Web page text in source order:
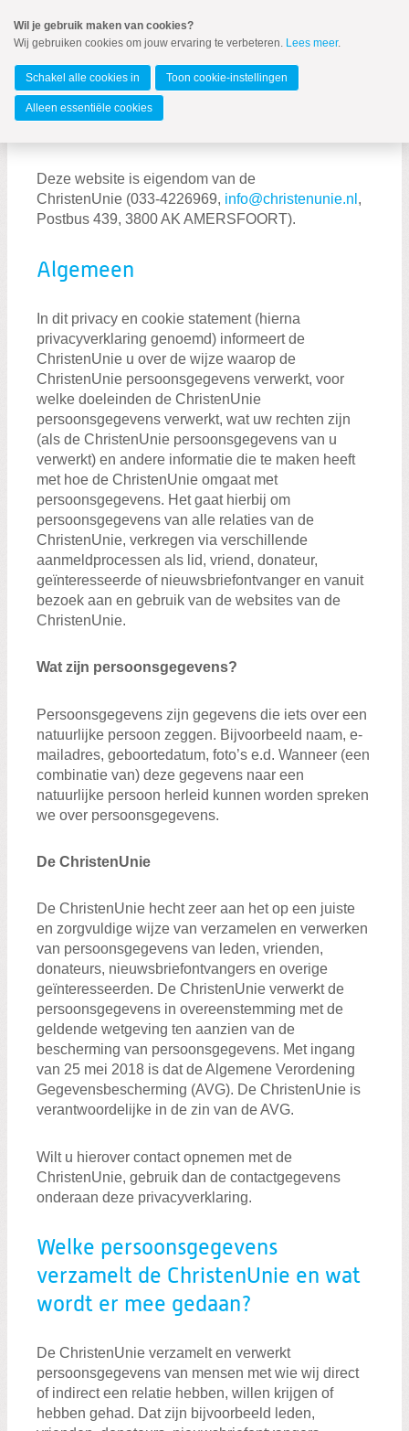
naar
Spring
de
inhoud
Spring
naar
Noord-Holland
MENU
Zoeken:
Zoeken
Deze website is eigendom van de
ChristenUnie (033-4226969, info@christenunie.nl ,
Postbus 439, 3800 AK AMERSFOORT).
Algemeen
In dit privacy en cookie statement (hierna
privacyverklaring genoemd) informeert de
ChristenUnie u over de wijze waarop de
ChristenUnie persoonsgegevens verwerkt, voor
welke doeleinden de ChristenUnie
persoonsgegevens verwerkt, wat uw rechten zijn
(als de ChristenUnie persoonsgegevens van u
verwerkt) en andere informatie die te maken heeft
met hoe de ChristenUnie omgaat met
persoonsgegevens. Het gaat hierbij om
persoonsgegevens van alle relaties van de
ChristenUnie, verkregen via verschillende
aanmeldprocessen als lid, vriend, donateur,
geïnteresseerde of nieuwsbriefontvanger en vanuit
bezoek aan en gebruik van de websites van de
ChristenUnie.
Wat zijn persoonsgegevens?
Persoonsgegevens zijn gegevens die iets over een
natuurlijke persoon zeggen. Bijvoorbeeld naam, e-
mailadres, geboortedatum, foto’s e.d. Wanneer (een
combinatie van) deze gegevens naar een
natuurlijke persoon herleid kunnen worden spreken
we over persoonsgegevens.
De ChristenUnie
De ChristenUnie hecht zeer aan het op een juiste
en zorgvuldige wijze van verzamelen en verwerken
van persoonsgegevens van leden, vrienden,
donateurs, nieuwsbriefontvangers en overige
geïnteresseerden. De ChristenUnie verwerkt de
persoonsgegevens in overeenstemming met de
geldende wetgeving ten aanzien van de
bescherming van persoonsgegevens. Met ingang
van 25 mei 2018 is dat de Algemene Verordening
Gegevensbescherming (AVG). De ChristenUnie is
verantwoordelijke in de zin van de AVG.
Wilt u hierover contact opnemen met de
ChristenUnie, gebruik dan de contactgegevens
onderaan deze privacyverklaring.
Welke persoonsgegevens
verzamelt de ChristenUnie en wat
wordt er mee gedaan?
De ChristenUnie verzamelt en verwerkt
persoonsgegevens van mensen met wie wij direct
of indirect een relatie hebben, willen krijgen of
hebben gehad. Dat zijn bijvoorbeeld leden,
Wil je gebruik maken van cookies?
Wij gebruiken cookies om jouw ervaring te verbeteren. Lees meer.
Schakel alle cookies in Toon cookie-instellingen
Alleen essentiële cookies